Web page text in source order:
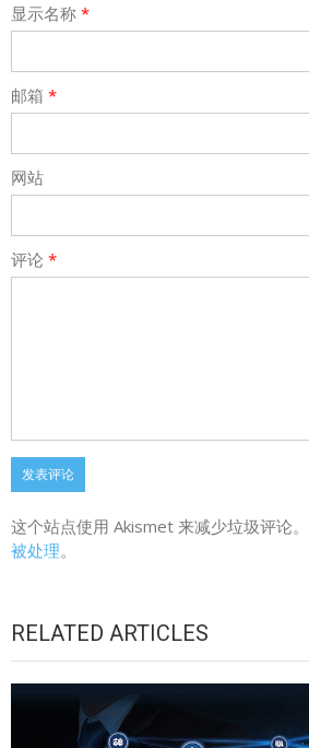
显示名称 *
邮箱 *
网站
评论 *
这个站点使用 Akismet 来减少垃圾评论。
被处理。
RELATED ARTICLES